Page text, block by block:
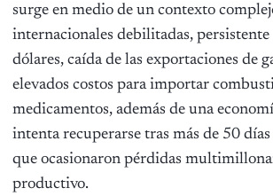
surge en medio de un contexto
internacionales debilitadas, persistente
dólares, caída de las exportaciones de
elevados costos para importar
medicamentos, además de una
intenta recuperarse tras más de 50
que ocasionaron pérdidas
productivo.